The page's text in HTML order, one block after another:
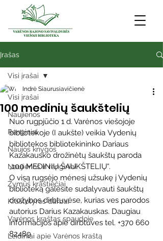
Įrašas
Visi įrašai
Naujienos
Renginiai
Naujos knygos
Naujienos ir renginiai
Žymūs kraštiečiai
Kraštotyros darbai
Varėnos kraštas spaudoje
Leidiniai apie Varėnos kraštą
Visi įrašai
100 medinių šaukštelių
Indrė Siaurusiavičienė
Nuo rugpjūčio 1 d. Varėnos viešojoje
bibliotekoje (I aukšte) veikia Vydenių
bibliotekos bibliotekininko Dariaus
Kazakausko drožinėtų šaukštų paroda
„100 MEDINIŲ ŠAUKŠTELIŲ“.
O visą rugsėjo mėnesį užsukę į Vydenių
biblioteką galėsite sudalyvauti šaukštų
drožybos dirbtuvėse, kurias ves parodos
autorius Darius Kazakauskas. Daugiau
informacijos apie dirbtuves tel. +370 660
82489